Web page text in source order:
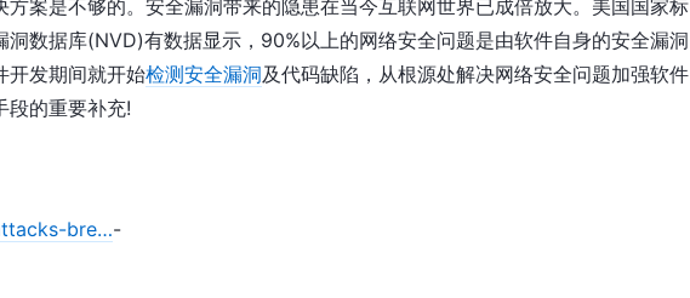
方案是不够的。安全漏洞带来的隐患在当今互联网世界已成倍放大。美国国家标
洞数据库(NVD)有数据显示，90%以上的网络安全问题是由软件自身的安全漏洞
开发期间就开始检测安全漏洞及代码缺陷，从根源处解决网络安全问题加强软件
段的重要补充!
bre…-